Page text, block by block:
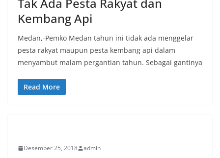
Kembang Api
Medan,-Pemko Medan tahun ini tidak ada menggelar
pesta rakyat maupun pesta kembang api dalam
menyambut malam pergantian tahun. Sebagai gantinya
Read More
Desember 25, 2018 admin